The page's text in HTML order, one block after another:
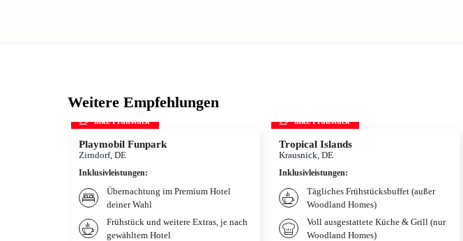
Weitere Empfehlungen
inkl. Frühstück
Playmobil Funpark
Zirndorf, DE
Inklusivleistungen:
Übernachtung im Premium Hotel
deiner Wahl
Frühstück und weitere Extras, je nach
gewähltem Hotel
inkl. Frühstück
Tropical Islands
Krausnick, DE
Inklusivleistungen:
Tägliches Frühstücksbuffet (außer
Woodland Homes)
Voll ausgestattete Küche & Grill (nur
Woodland Homes)